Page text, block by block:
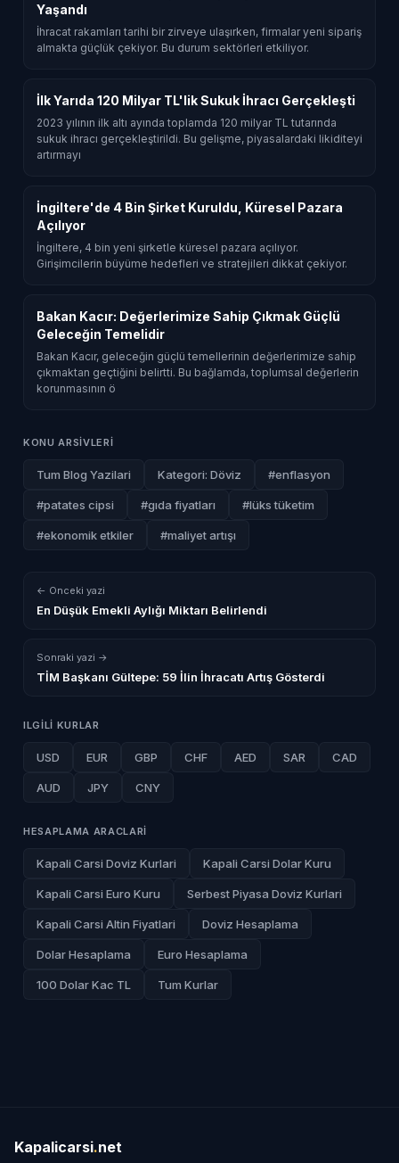
Yaşandı
İhracat rakamları tarihi bir zirveye ulaşırken, firmalar yeni sipariş
almakta güçlük çekiyor. Bu durum sektörleri etkiliyor.
İlk Yarıda 120 Milyar TL'lik Sukuk İhracı Gerçekleşti
2023 yılının ilk altı ayında toplamda 120 milyar TL tutarında
sukuk ihracı gerçekleştirildi. Bu gelişme, piyasalardaki likiditeyi
artırmayı
İngiltere'de 4 Bin Şirket Kuruldu, Küresel Pazara
Açılıyor
İngiltere, 4 bin yeni şirketle küresel pazara açılıyor.
Girişimcilerin büyüme hedefleri ve stratejileri dikkat çekiyor.
Bakan Kacır: Değerlerimize Sahip Çıkmak Güçlü
Geleceğin Temelidir
Bakan Kacır, geleceğin güçlü temellerinin değerlerimize sahip
çıkmaktan geçtiğini belirtti. Bu bağlamda, toplumsal değerlerin
korunmasının ö
KONU ARSIVLERI
Tum Blog Yazilari Kategori: Döviz #enflasyon
#patates cipsi #gıda fiyatları #lüks tüketim
#ekonomik etkiler #maliyet artışı
← Onceki yazi
En Düşük Emekli Aylığı Miktarı Belirlendi
Sonraki yazi →
TİM Başkanı Gültepe: 59 İlin İhracatı Artış Gösterdi
ILGILI KURLAR
USD EUR GBP CHF AED SAR CAD
AUD JPY CNY
HESAPLAMA ARACLARI
Kapali Carsi Doviz Kurlari Kapali Carsi Dolar Kuru
Kapali Carsi Euro Kuru Serbest Piyasa Doviz Kurlari
Kapali Carsi Altin Fiyatlari Doviz Hesaplama
Dolar Hesaplama Euro Hesaplama
100 Dolar Kac TL Tum Kurlar
Kapalicarsi.net